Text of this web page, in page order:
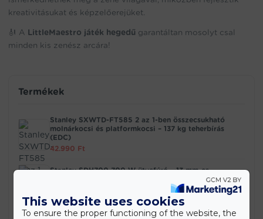
kreativitásukat és képzelőerejüket.
🎻 A LittleMaestro játék hegedű garantáltan mosolyt csal
minden kis zenész arcára!
Termékek
Stanley SXWTD-FT585 2 az 1-ben összecsukható
molnárkocsi és platformkocsi – 137 kg teherbírás
(EDC)
42.990 Ft
Stanley SDH700 700 W ütvefúró – 13 mm-es
PowerStart Q15 – hordozható bikázó és
This website uses cookies
To ensure the proper functioning of the website, the